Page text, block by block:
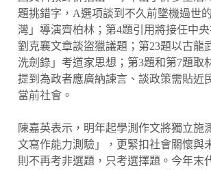
題挑錯字，A選項談到不久前墜機過世
灣」導演齊柏林；第4題引用將接任中
劉克襄文章談盜獵議題；第23題以古龍
洗劍錄」考道家思想；第3題和第7題取
提到為政者應廣納諫言、談政策需貼近
當前社會。
陳嘉英表示，明年起學測作文將獨立施
文寫作能力測驗」，更緊扣社會關懷與
則不再考非選題，只考選擇題。今年末